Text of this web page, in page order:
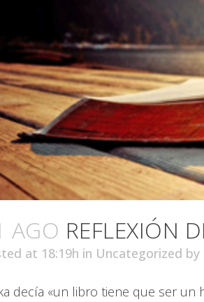
AGO REFLEXIÓN
at 18:19h in Uncategorized by
decía «un libro tiene que ser